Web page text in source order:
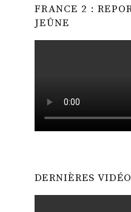
FRANCE 2 :
JEÛNE
DERNIÈRES